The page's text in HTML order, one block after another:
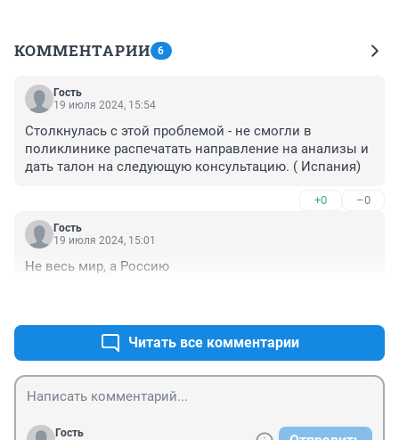
КОММЕНТАРИИ 6
Гость
19 июля 2024, 15:54
Столкнулась с этой проблемой - не смогли в
поликлинике распечатать направление на анализы и
дать талон на следующую консультацию. ( Испания)
+0 –0
Гость
19 июля 2024, 15:01
Не весь мир, а Россию
Читать все комментарии
Гость